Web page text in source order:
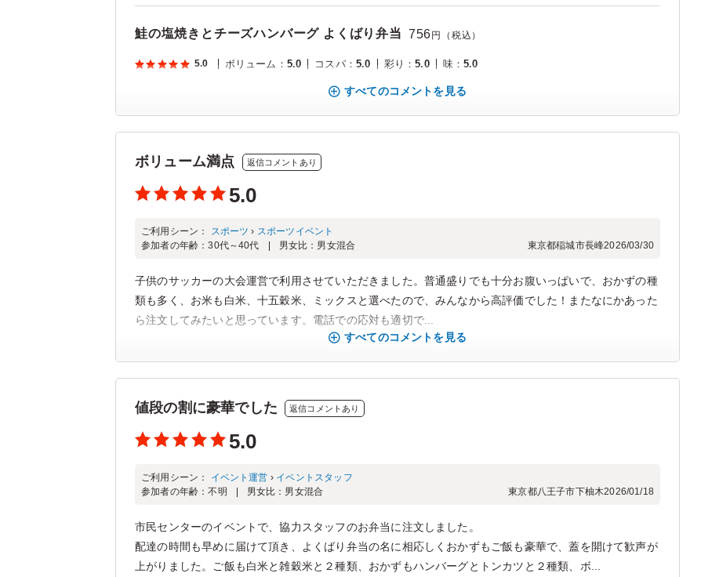
鮭の塩焼きとチーズハンバーグ よくばり弁当 756 円（税込）
5.0 ボリューム ： 5.0 コスパ： 5.0 彩り ：5.0 味：5.0
すべてのコメントを見る
ボリューム満点 返信コメントあり
5.0
ご利用シーン： スポーツ › スポーツイベント
参加者の年齢：30代～40代 男女比： 男女混合 東京都稲城市長峰2026/03/30
子供のサッカーの大会運営で利用させていただきました。普通盛りでも十分お腹いっぱいで、おかずの種
類も多く、お米も白米、十五穀米、ミックスと選べたので、みんなから高評価でした！またなにかあった
ら注文してみたいと思っています。電話での応対も適切で...
すべてのコメントを見る
値段の割に豪華でした 返信コメントあり
5.0
ご利用シーン： イベント運営 › イベントスタッフ
参加者の年齢：不明 男女比： 男女混合 東京都八王子市下柚木2026/01/18
市民センターのイベントで、協力スタッフのお弁当に注文しました。
配達の時間も早めに届けて頂き、よくばり弁当の名に相応しくおかずもご飯も豪華で、蓋を開けて歓声が
上がりました。ご飯も白米と雑穀米と２種類、おかずもハンバーグとトンカツと２種類、ボ...